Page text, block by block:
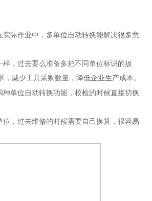
际作业中，多单位自动转换能解决很多意
，过去要么准备多把不同单位标识的扳
减少工具采购数量，降低企业生产成本。
单位自动转换功能，校检的时候直接切换
，过去维修的时候需要自己换算，很容易